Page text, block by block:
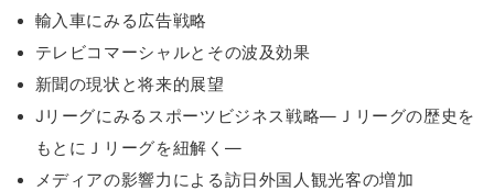
輸入車にみる広告戦略
テレビコマーシャルとその波及効果
新聞の現状と将来的展望
Jリーグにみるスポーツビジネス戦略―Ｊリーグの歴史を
もとにＪリーグを紐解く―
メディアの影響力による訪日外国人観光客の増加